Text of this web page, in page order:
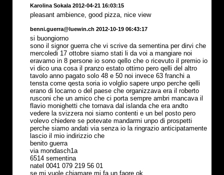
Karolina Sokala 2012-04-21 16:03:15
pleasant ambience, good pizza, nice view
benni.guerra@luewin.ch 2012-10-19 06:43:17
si buongiorno
sono il signor guerra che vi scrive da sementina per dirvi che
mercoledi 17 ottobre siamo stati li da voi a mangiare noi
eravamo in 8 persone io sono qello che o ricevuto il premio io
vi dico una cosa il pranzo estato ottimo pero qelli del altro
tavolo anno pagato solo 48 e 50 noi invece 63 franchi a
tensta come qesta soria io volglio sapere unpo perche qelli
erano di locarno o del paese che organizzava era il roberto
rusconi che un amico che ci porta sempre ambri mancava il
flavio monighetti che tornava dal islanda che era andto
vedere la svizzera noi siamo contenti e un bel posto pero
volevo chiedere se potevate mandarmi unpo di prospetti
perche siamo andati via senza io la ringrazio anticipatamente
lascio il mio indirizzio che
benito guerra
via mondasch1a
6514 sementina
natel 0041 079 219 56 01
se mi vuole chiamare mi fa un faore ok